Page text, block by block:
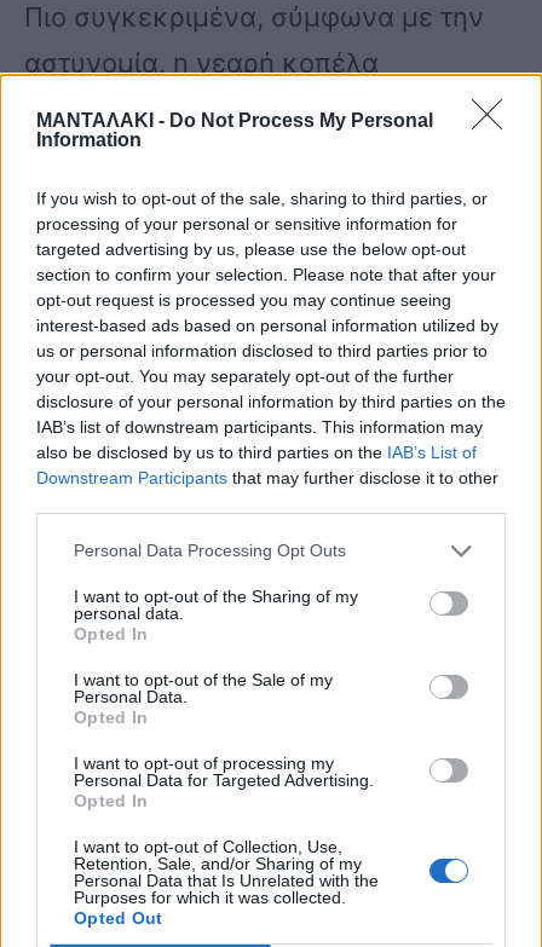
ΜΑΝΤΑΛΑΚΙ - Do Not Process My Personal
Information
If you wish to opt-out of the sale, sharing to third parties, or
processing of your personal or sensitive information for
targeted advertising by us, please use the below opt-out
section to confirm your selection. Please note that after your
opt-out request is processed you may continue seeing
interest-based ads based on personal information utilized by
us or personal information disclosed to third parties prior to
your opt-out. You may separately opt-out of the further
disclosure of your personal information by third parties on the
IAB’s list of downstream participants. This information may
also be disclosed by us to third parties on the IAB’s List of
Downstream Participants that may further disclose it to other
Personal Data Processing Opt Outs
I want to opt-out of the Sharing of my
personal data.
Opted In
I want to opt-out of the Sale of my
Personal Data.
Opted In
I want to opt-out of processing my
Personal Data for Targeted Advertising.
Opted In
I want to opt-out of Collection, Use,
Retention, Sale, and/or Sharing of my
Personal Data that Is Unrelated with the
Purposes for which it was collected.
Opted Out
Πιο συγκεκριμένα, σύμφωνα με την
αστυνομία, η νεαρή κοπέλα
κατήγγειλε ότι την Κυριακή (26/11)
συναντήθηκε μετά από
προσυνεννόηση στο instagram, με
έναν άντρα ηλικίας 37 ετών, κοντά
στο Γυμνάσιο Κατοχής.
Με βάση την καταγγελία της, με
πρόσχημα ότι θα πάνε μία βόλτα σε
κοντινό μέρος, ο άντρας οδήγησε την
κοπέλα σπίτι του στην Κατοχή όπου με
την απειλή βίας την παρακράτησε
χωρίς τη θέλησή της και την βίασε.
Η νεαρή, λίγο μετά τις 9 το βράδυ
ΤΕΛΕΥΤΑΙΕΣ ΕΙΔΗΣΕΙΣ